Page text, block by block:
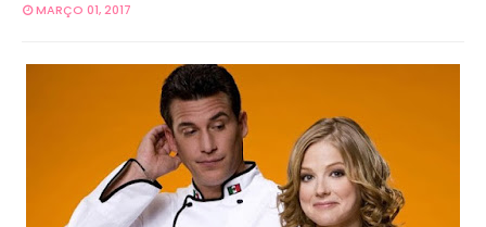
MARÇO 01, 2017